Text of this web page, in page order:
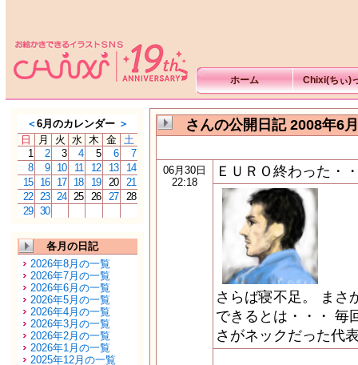
ホーム Chixi(ちぃ)
＜6月のカレンダー ＞
日
月 火 水 木 金 土
1
2 3 4 5 6
7
8
9 10 11 12 13
14
15
16 17 18 19 20
21
22 23 24 25 26 27
28
29 30
各月の日記
2026年8月の一覧
2026年7月の一覧
2026年6月の一覧
2026年5月の一覧
2026年4月の一覧
2026年3月の一覧
2026年2月の一覧
2026年1月の一覧
2025年12月の一覧
さんの公開日記 2008年6月
06月30日
22:18
ＥＵＲＯ終わった・
さらば寝不足。 まさ
できるとは・・・ 毎
さがネックだった代